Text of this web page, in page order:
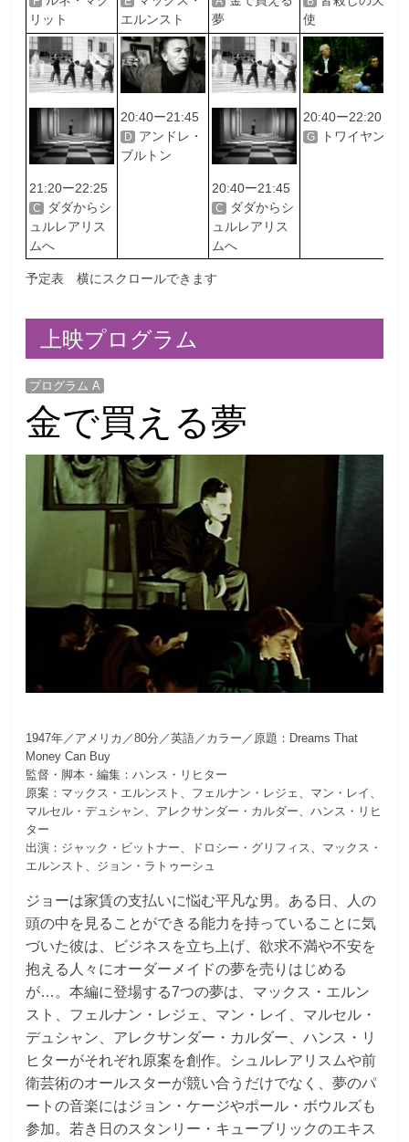
リット
エルンスト
夢
使
21:20ー22:25
C
ダダからシ
ュルレアリス
ムへ
20:40ー21:45
D
アンドレ・
ブルトン
20:40ー21:45
C
ダダからシ
ュルレアリス
ムへ
20:40ー22:20
G トワイヤン
予定表 横にスクロールできます
上映プログラム
プログラム A
金で買える夢
1947年／アメリカ／80分／英語／カラー／原題：Dreams That
Money Can Buy
監督・脚本・編集：ハンス・リヒター
原案：マックス・エルンスト、フェルナン・レジェ、マン・レイ、
マルセル・デュシャン、アレクサンダー・カルダー、ハンス・リヒ
ター
出演：ジャック・ビットナー、ドロシー・グリフィス、マックス・
エルンスト、ジョン・ラトゥーシュ
ジョーは家賃の支払いに悩む平凡な男。ある日、人の
頭の中を見ることができる能力を持っていることに気
づいた彼は、ビジネスを立ち上げ、欲求不満や不安を
抱える人々にオーダーメイドの夢を売りはじめる
が…。本編に登場する7つの夢は、マックス・エルン
スト、フェルナン・レジェ、マン・レイ、マルセル・
デュシャン、アレクサンダー・カルダー、ハンス・リ
ヒターがそれぞれ原案を創作。シュルレアリスムや前
衛芸術のオールスターが競い合うだけでなく、夢のパ
ートの音楽にはジョン・ケージやポール・ボウルズも
参加。若き日のスタンリー・キューブリックのエキス